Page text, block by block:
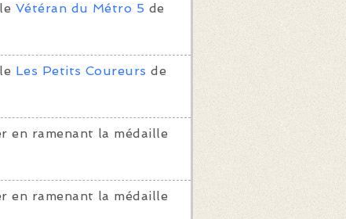
Vétéran du Métro 5 de
Les Petits Coureurs de
en ramenant la médaille
en ramenant la médaille